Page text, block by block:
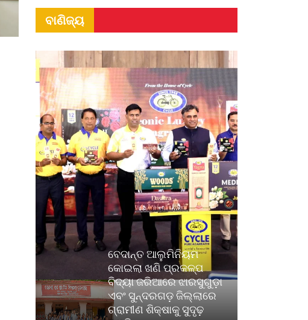
ବାଣିଜ୍ୟ
ବେଦାନ୍ତ ଆଲୁମିନିୟମ
କୋଇଲା ଖଣି ପ୍ରକଳ୍ପ
ବିଦ୍ୟା ଜରିଆରେ ଝାରସୁଗୁଡ଼ା
ଏବଂ ସୁନ୍ଦରଗଡ଼ ଜିଲ୍ଲାରେ
ଗ୍ରାମୀଣ ଶିକ୍ଷାକୁ ସୁଦୃଢ଼